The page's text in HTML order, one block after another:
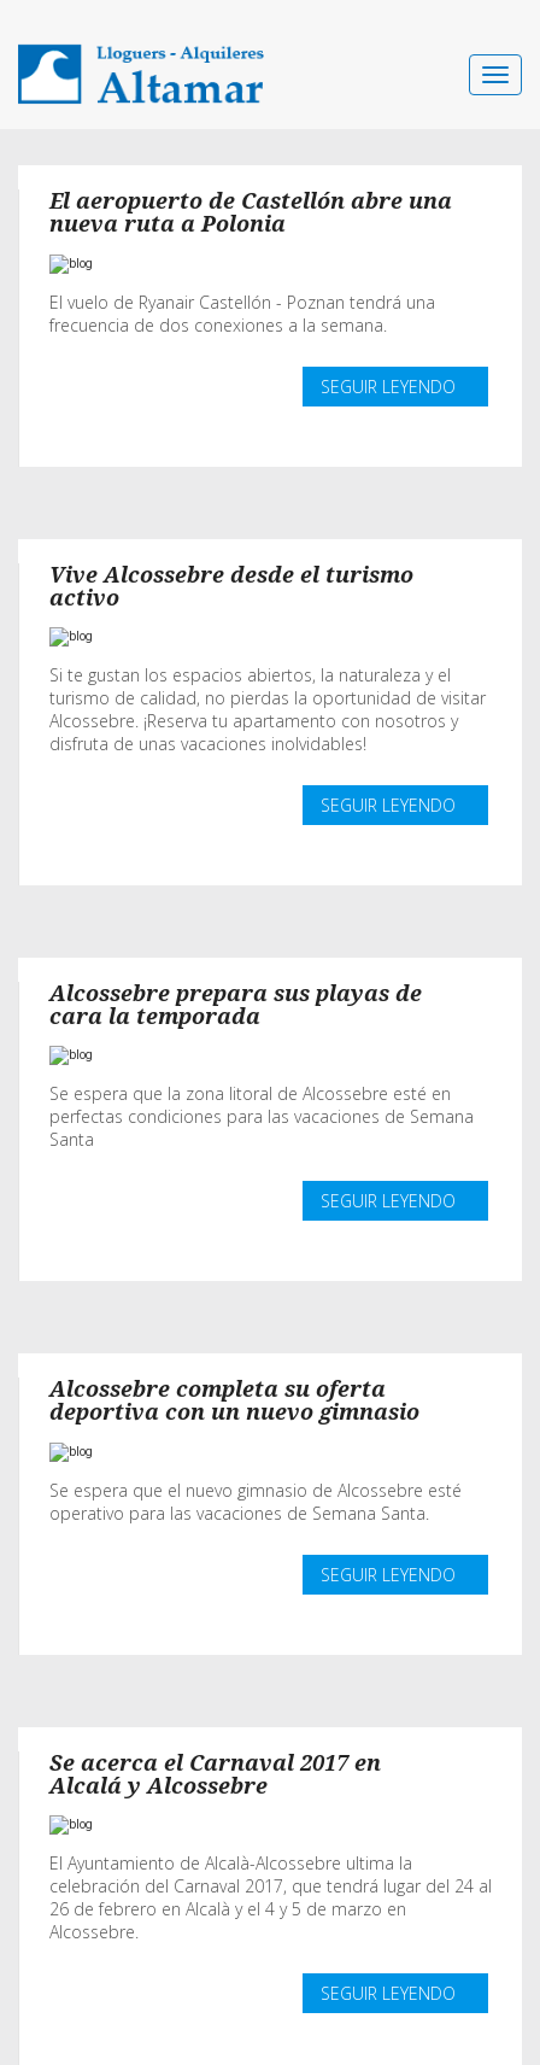
Toggle
El aeropuerto de Castellón abre una
nueva ruta a Polonia
El vuelo de Ryanair Castellón - Poznan tendrá una
frecuencia de dos conexiones a la semana.
SEGUIR LEYENDO
Vive Alcossebre desde el turismo
activo
Si te gustan los espacios abiertos, la naturaleza y el
turismo de calidad, no pierdas la oportunidad de visitar
Alcossebre. ¡Reserva tu apartamento con nosotros y
disfruta de unas vacaciones inolvidables!
SEGUIR LEYENDO
Alcossebre prepara sus playas de
cara la temporada
Se espera que la zona litoral de Alcossebre esté en
perfectas condiciones para las vacaciones de Semana
Santa
SEGUIR LEYENDO
Alcossebre completa su oferta
deportiva con un nuevo gimnasio
Se espera que el nuevo gimnasio de Alcossebre esté
operativo para las vacaciones de Semana Santa.
SEGUIR LEYENDO
Se acerca el Carnaval 2017 en
Alcalá y Alcossebre
El Ayuntamiento de Alcalà-Alcossebre ultima la
celebración del Carnaval 2017, que tendrá lugar del 24 al
26 de febrero en Alcalà y el 4 y 5 de marzo en
Alcossebre.
SEGUIR LEYENDO